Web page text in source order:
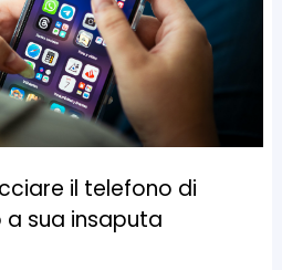
il telefono di
a sua insaputa